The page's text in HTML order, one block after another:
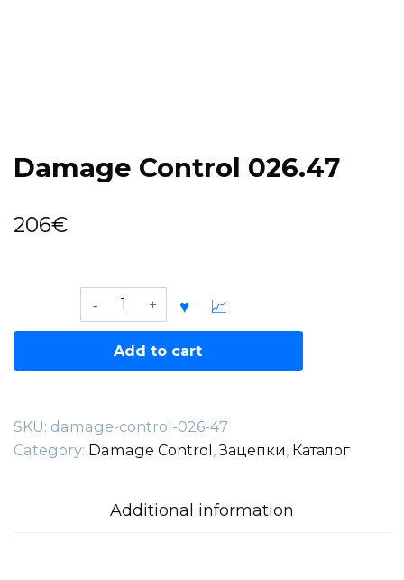
Damage Control 026.47
206€
Damage
Control
quantity
Add to cart
SKU: damage-control-026-47
Category: Damage Control,Зацепки, Каталог
Additional information